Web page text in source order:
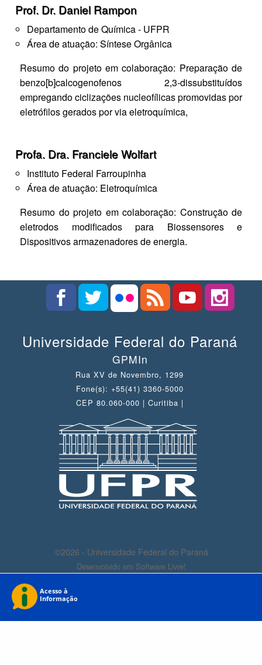
Prof. Dr. Daniel Rampon
Departamento de Química - UFPR
Área de atuação: Síntese Orgânica
Resumo do projeto em colaboração: Preparação de
benzo[b]calcogenofenos 2,3-dissubstituídos
empregando ciclizações nucleofílicas promovidas por
eletrófilos gerados por via eletroquímica,
Profa. Dra. Franciele Wolfart
Instituto Federal Farroupinha
Área de atuação: Eletroquímica
Resumo do projeto em colaboração: Construção de
eletrodos modificados para Biossensores e
Dispositivos armazenadores de energia.
Universidade Federal do Paraná
GPMIn
Rua XV de Novembro, 1299
Fone(s): +55(41) 3360-5000
CEP 80.060-000 | Curitiba |
©2026 - Universidade Federal do Paraná
Desenvolvido em Software Livre!